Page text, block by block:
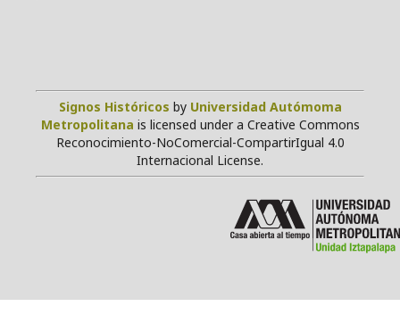
Signos Históricos by Universidad Autómoma
Metropolitana is licensed under a Creative Commons
Reconocimiento-NoComercial-CompartirIgual 4.0
Internacional License.